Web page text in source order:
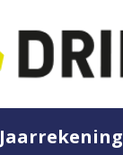
Jaarrekening